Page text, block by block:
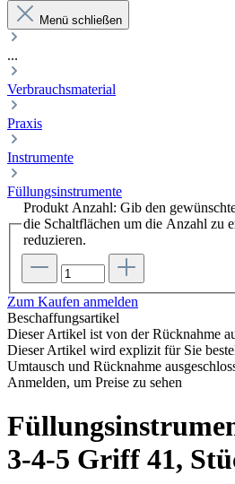
Menü schließen
...
Verbrauchsmaterial
Praxis
Instrumente
Füllungsinstrumente
Produkt Anzahl: Gib den
die Schaltflächen um die Anzahl zu
reduzieren.
Zum Kaufen anmelden
Beschaffungsartikel
Dieser Artikel ist von der Rücknahme
Dieser Artikel wird explizit für Sie
Umtausch und Rücknahme
Anmelden, um Preise zu sehen
3-4-5 Griff 41,